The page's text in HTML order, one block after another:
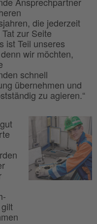
die jederzeit
zur Seite
ist Teil unseres
wir möchten,
schnell
übernehmen und
zu agieren.“